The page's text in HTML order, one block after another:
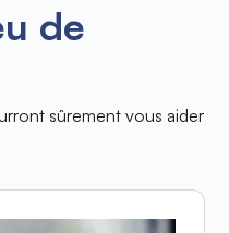
de
sûrement vous aider